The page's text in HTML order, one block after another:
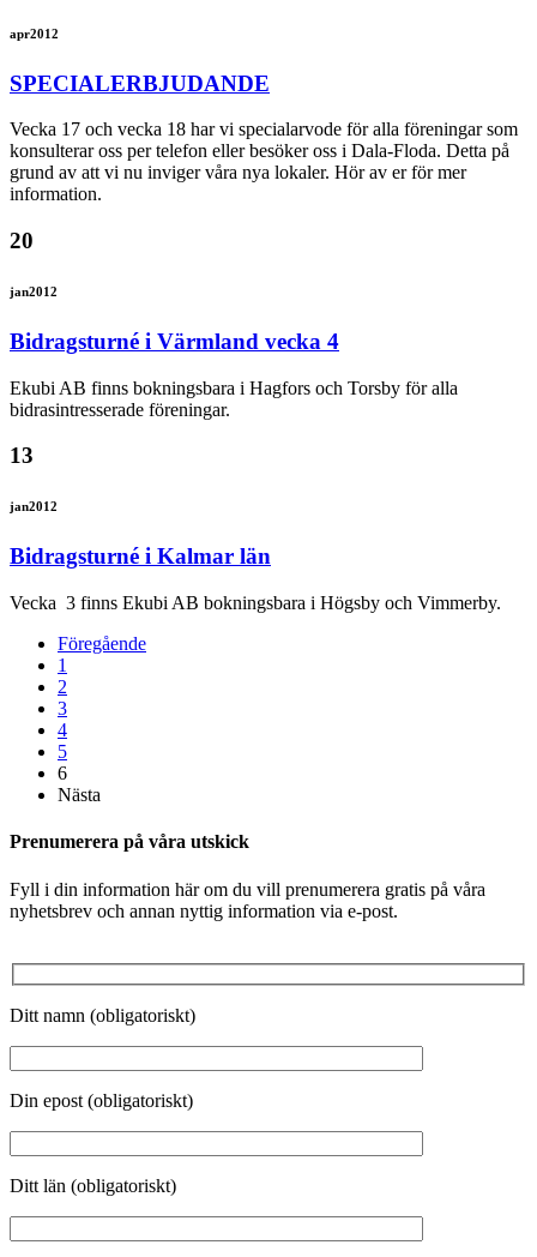
apr2012
SPECIALERBJUDANDE
Vecka 17 och vecka 18 har vi specialarvode för alla föreningar som
konsulterar oss per telefon eller besöker oss i Dala-Floda. Detta på
grund av att vi nu inviger våra nya lokaler. Hör av er för mer
information.
20
jan2012
Bidragsturné i Värmland vecka 4
Ekubi AB finns bokningsbara i Hagfors och Torsby för alla
bidrasintresserade föreningar.
13
jan2012
Bidragsturné i Kalmar län
Vecka 3 finns Ekubi AB bokningsbara i Högsby och Vimmerby.
Föregående
1
2
3
4
5
6
Nästa
Prenumerera på våra utskick
Fyll i din information här om du vill prenumerera gratis på våra
nyhetsbrev och annan nyttig information via e-post.
Ditt namn (obligatoriskt)
Din epost (obligatoriskt)
Ditt län (obligatoriskt)